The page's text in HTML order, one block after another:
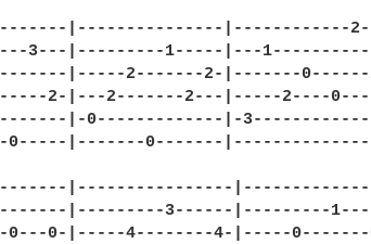
|---------------|------------
3---|---------1-----|---
|-----2-------2-|-------0------
2-|---2-------2---|-----2----
|-0-------------|-
0-----|-------0-------
|----------------
|---------3------|---------
0---0-|-----4--------4-|-----